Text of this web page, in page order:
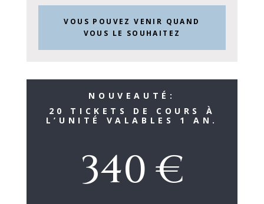
VOUS POUVEZ VENIR QUAND
VOUS LE SOUHAITEZ
NOUVEAUTÉ:
20 TICKETS DE COURS À
L’UNITÉ VALABLES 1 AN.
340 €